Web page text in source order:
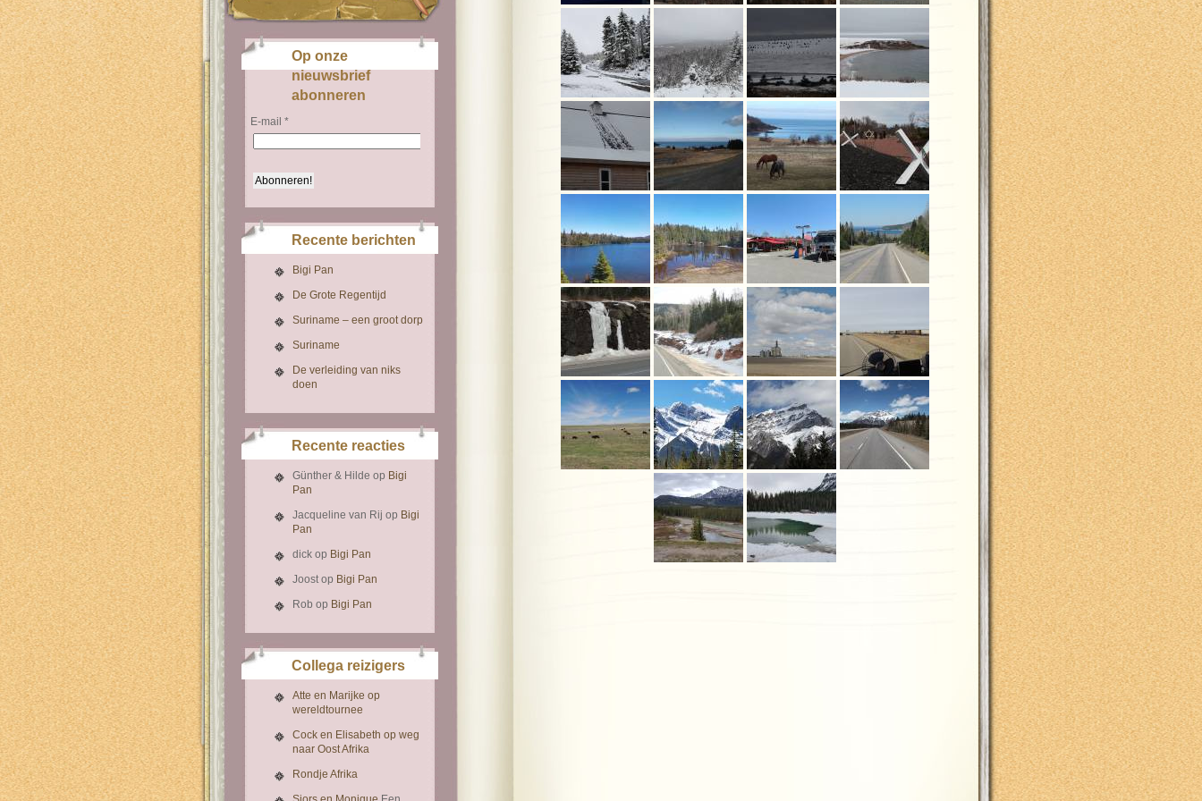
Op onze
nieuwsbrief
abonneren
E-mail *
Recente berichten
Bigi Pan
De Grote Regentijd
Suriname – een groot dorp
Suriname
De verleiding van niks
doen
Recente reacties
Günther & Hilde op Bigi
Pan
Jacqueline van Rij op Bigi
Pan
dick op Bigi Pan
Joostop Bigi Pan
Rob op Bigi Pan
Collega reizigers
Atte en Marijke op
wereldtournee
Cock en Elisabeth op weg
naar Oost Afrika
Rondje Afrika